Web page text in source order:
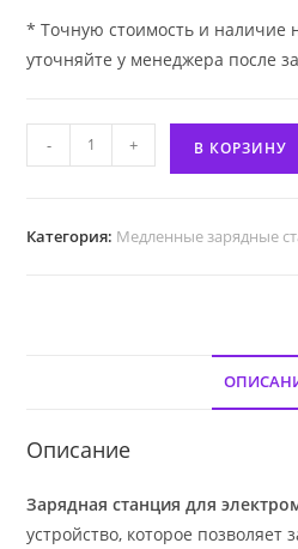
* Точную стоимость и наличие
уточняйте у менеджера после
Количество
товара
станция
- + В КОРЗИНУ
Категория: Медленные зарядные
Описание
Зарядная станция для
устройство, которое позволяет